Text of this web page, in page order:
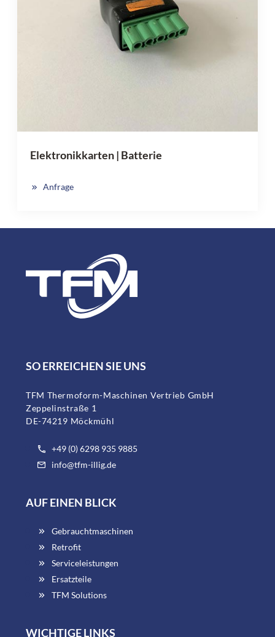
Elektronikkarten | Batterie
Anfrage
SO ERREICHEN SIE UNS
TFM Thermoform-Maschinen Vertrieb GmbH
Zeppelinstraße 1
DE-74219 Möckmühl
+49 (0) 6298 935 9885
info@tfm-illig.de
AUF EINEN BLICK
Gebrauchtmaschinen
Retrofit
Serviceleistungen
Ersatzteile
TFM Solutions
WICHTIGE LINKS